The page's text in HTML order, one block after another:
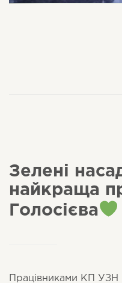
Зелені
найкраща
Голосієва
Працівниками КП УЗН